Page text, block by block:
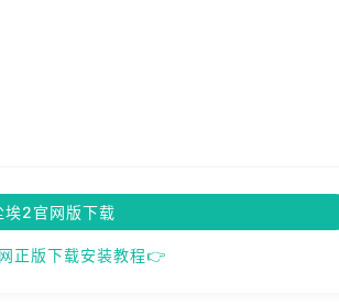
埃2官网版下载
正版下载安装教程👉